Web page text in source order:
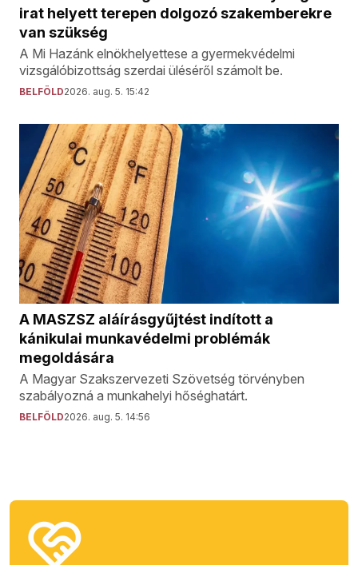
irat helyett terepen dolgozó szakemberekre
van szükség
A Mi Hazánk elnökhelyettese a gyermekvédelmi
vizsgálóbizottság szerdai üléséről számolt be.
BELFÖLD2026. aug. 5. 15:42
A MASZSZ aláírásgyűjtést indított a
kánikulai munkavédelmi problémák
megoldására
A Magyar Szakszervezeti Szövetség törvényben
szabályozná a munkahelyi hőséghatárt.
BELFÖLD2026. aug. 5. 14:56